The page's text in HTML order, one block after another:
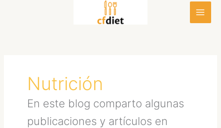
Nutrición
En este blog comparto algunas
publicaciones y artículos en